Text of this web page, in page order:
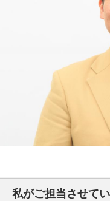
私がご担当させて